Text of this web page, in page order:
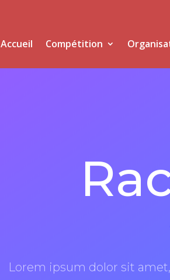
Accueil Compétition
Lorem ipsum dolor sit